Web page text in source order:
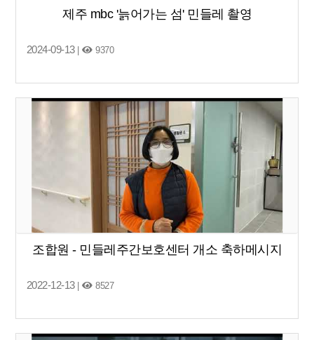
제주 mbc '늙어가는 섬' 민들레 촬영
2024-09-13| 9370
조합원 - 민들레주간보호센터 개소 축하메시지
2022-12-13| 8527